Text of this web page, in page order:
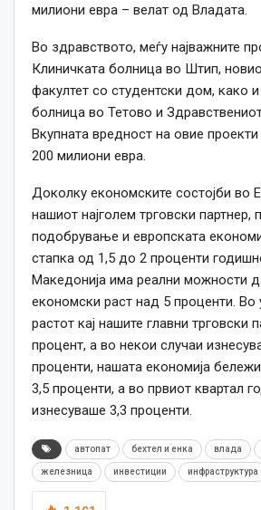
милиони евра – велат од Владата.
Во здравството, меѓу најважните
Клиничката болница во Штип,
факултет со студентски дом, како
болница во Тетово и
Вкупната вредност на овие
200 милиони евра.
Доколку економските состојби во
нашиот најголем трговски партнер,
подобрување и европската
стапка од 1,5 до 2 проценти
Македонија има реални можности
економски раст над 5 проценти. Во
растот кај нашите главни трговски
процент, а во некои случаи
проценти, нашата економија
3,5 проценти, а во првиот квартал
изнесуваше 3,3 проценти.
автопат бехтел и енка влада
железница инвестиции инфраструктура